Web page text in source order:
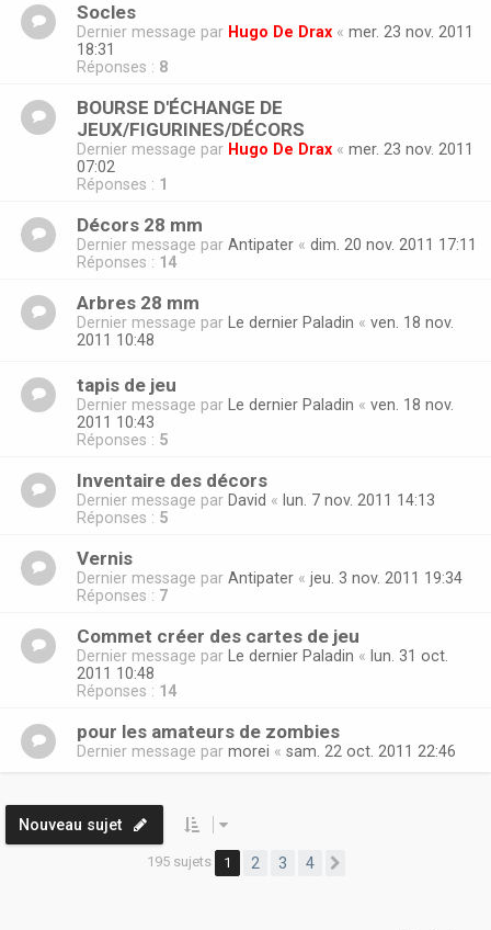
Socles
Dernier message par Hugo De Drax « mer. 23 nov. 2011
18:31
Réponses : 8
BOURSE D'ÉCHANGE DE
JEUX/FIGURINES/DÉCORS
Dernier message par Hugo De Drax « mer. 23 nov. 2011
07:02
Réponses : 1
Décors 28 mm
Dernier message par Antipater « dim. 20 nov. 2011 17:11
Réponses : 14
Arbres 28 mm
Dernier message par Le dernier Paladin « ven. 18 nov.
2011 10:48
tapis de jeu
Dernier message par Le dernier Paladin « ven. 18 nov.
2011 10:43
Réponses : 5
Inventaire des décors
Dernier message par David « lun. 7 nov. 2011 14:13
Réponses : 5
Vernis
Dernier message par Antipater « jeu. 3 nov. 2011 19:34
Réponses : 7
Commet créer des cartes de jeu
Dernier message par Le dernier Paladin « lun. 31 oct.
2011 10:48
Réponses : 14
pour les amateurs de zombies
Dernier message par morei « sam. 22 oct. 2011 22:46
Nouveau sujet
195 sujets 1 2 3 4